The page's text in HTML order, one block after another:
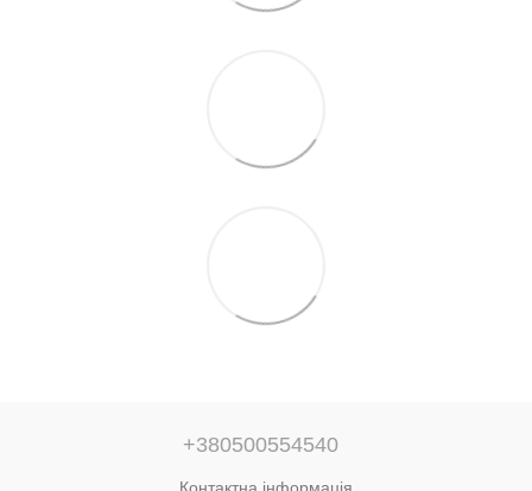
+380500554540
Контактна інформація